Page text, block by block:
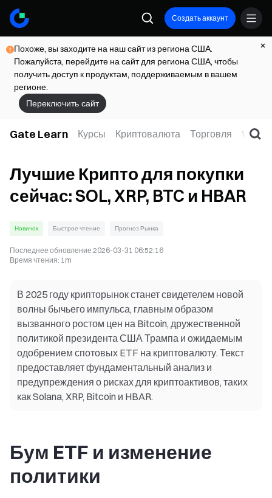
Создать аккаунт
Похоже, вы заходите на наш сайт из региона США.
Пожалуйста, перейдите на сайт для региона США, чтобы
получить доступ к продуктам, поддерживаемым в вашем
регионе.
Переключить сайт
Gate Learn Курсы Криптовалюта Торговля Web3
Лучшие Крипто для покупки
сейчас: SOL, XRP, BTC и HBAR
Новичок Быстрое чтение Прогноз Рынка
Последнее обновление 2026-03-31 06:52:16
Время чтения: 1m
В 2025 году крипторынок станет свидетелем новой
волны бычьего импульса, главным образом
вызванного ростом цен на Bitcoin, дружественной
политикой президента США Трампа и ожидаемым
одобрением спотовых ETF на криптовалюту. Текст
предоставляет фундаментальный анализ и
предупреждения о рисках для криптоактивов, таких
как Solana, XRP, Bitcoin и HBAR.
Бум ETF и изменение
политики